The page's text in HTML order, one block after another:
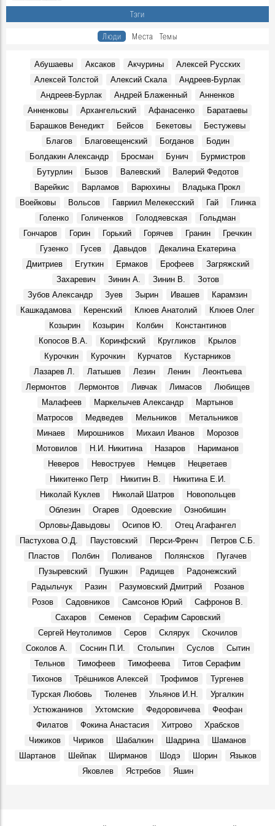
В Ульяновске презентовали издание, посвящённое
епископу Симбирскому и Сызранскому Гурию
Показали книги семьи Языковых и книги с автографами
Герои, 16 Марта 1803
К100-летию со дня рождения краеведа и исследователя
Венедикта Барашкова. Видео Дворца книги
Герои, 17 Марта 1926
Большой театр в Симбирске-Ульяновске? Именно так
Места, 27 Марта 1920
В Ульяновске умер Заслуженный тренер России
Геннадий Климов
Герои, 31 Марта 2026
вопроса — 1,9 млн рублей
Места, 31 Апреля 2026
В Доме Гончарова проводят экскурсии при свете
старинной лампы
Покажут подлинные автографы космонавтов, документы
События, 10 Апреля 2026
В Музее изобразительного искусства XX-XXI вв.
откроется юбилейная выставка Аркадия Егуткина
События, 2 Апреля 2026
День работника культуры. Луиза Баюра – 55 лет в
Художественном музее! Видео
Крылья. Музей «Симбирская фотография» показывает
уникальные кадры из семейного архива Юрия
Белозёрова, посвящённые авиации
События, 12 Марта 2026
Перекресток улиц Минаева и 12 Сентября, 1970-е
Фото, 1 Июня 1974
Судьба кавалера. Князь Сергей Михайлович Баратаев
Герои, 21 Октября 1861
От Дворца бракосочетаний до Дома техники
Димитровградскому драматическому театру им. А. Н.
Места, 28 Марта 2026
Презентовали новую книгу краеведа Петра Ермошина
«Село Юлово и его окрестности»
События, 24 Марта 2026
Тэги
Люди Места Темы
Абушаевы Аксаков Акчурины
Алексей Русских
Алексей Толстой
Алексий Скала
Андреев-Бурлак
Андреев-Бурлак
Андрей Блаженный
Анненков
Анненковы
Архангельский Афанасенко
Баратаевы
Барашков Венедикт
Бейсов Бекетовы
Бестужевы
Благов
Благовещенский Богданов
Бодин
Болдакин Александр
Бросман Бунич
Бурмистров
Бутурлин
Бызов Валевский
Валерий Федотов
Варейкис
Варламов Варюхины
Владыка Прокл
Воейковы
Вольсов Гавриил Мелекесский Гай
Глинка
Голенко
Голиченков Голодяевская
Гольдман
Гончаров
Горин Горький Горячев Гранин
Гречкин
Гузенко
Гусев Давыдов
Декалина Екатерина
Дмитриев
Егуткин Ермаков Ерофеев
Загряжский
Захаревич
Зинин А. Зинин В.
Зотов
Зубов Александр
Зуев Зырин Ивашев
Карамзин
Кашкадамова
Керенский Клюев Анатолий
Клюев Олег
Козырин
Козырин Колбин
Константинов
Копосов В.А.
Коринфский Кругликов
Крылов
Курочкин
Курочкин Курчатов
Кустарников
Лазарев Л.
Латышев Лезин Ленин
Леонтьева
Лермонтов
Лермонтов Ливчак Лимасов
Любищев
Малафеев
Маркелычев Александр
Мартынов
Матросов
Медведев Мельников
Метальников
Минаев
Мирошников Михаил Иванов
Морозов
Мотовилов
Н.И. Никитина Назаров
Нариманов
Неверов
Невоструев Немцев
Нецветаев
Никитенко Петр
Никитин В.
Никитина Е.И.
Николай Куклев
Николай Шатров
Новопольцев
Облезин
Огарев Одоевские
Ознобишин
Орловы-Давыдовы
Осипов Ю.
Отец Агафангел
Пастухова О.Д.
Паустовский Перси-Френч
Петров С.Б.
Пластов
Полбин Поливанов Полянсков
Пугачев
Пузыревский
Пушкин Радищев
Радонежский
Радыльчук
Разин Разумовский Дмитрий
Розанов
Розов
Садовников Самсонов Юрий
Сафронов В.
Сахаров
Семенов
Серафим Саровский
Сергей Неутолимов
Серов Склярук
Скочилов
Соколов А.
Соснин П.И. Столыпин Суслов
Сытин
Тельнов
Тимофеев Тимофеева
Титов Серафим
Тихонов
Трёшников Алексей Трофимов
Тургенев
Турская Любовь
Тюленев Ульянов И.Н.
Ургалкин
Устюжанинов
Ухтомские Федоровичева
Феофан
Филатов
Фокина Анастасия Хитрово
Храбсков
Чижиков
Чириков Шабалкин Шадрина
Шаманов
Шартанов
Шейпак Ширманов Шодэ Шорин
Языков
Яковлев
Ястребов Яшин